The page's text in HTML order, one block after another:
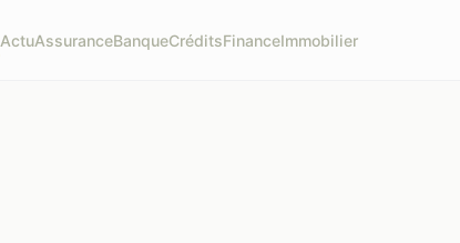
ActuAssuranceBanqueCréditsFinanceImmobilier